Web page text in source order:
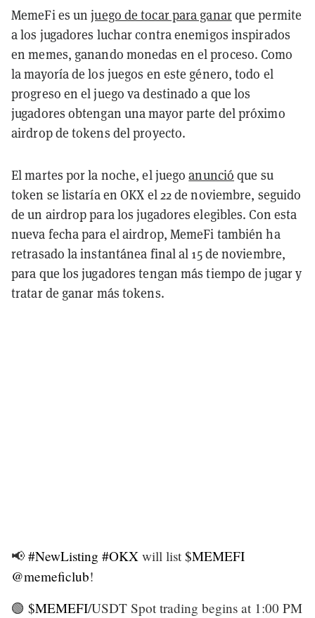
MemeFi es unjuego de tocar para ganarque permite
a los jugadores luchar contra enemigos inspirados
en memes, ganando monedas en el proceso. Como
la mayoría de los juegos en este género, todo el
progreso en el juego va destinado a que los
jugadores obtengan una mayor parte del próximo
airdrop de tokens del proyecto.
El martes por la noche, el juegoanunció que su
token se listaría en OKX el 22 de noviembre, seguido
de un airdrop para los jugadores elegibles. Con esta
nueva fecha para el airdrop, MemeFi también ha
retrasado la instantánea final al 15 de noviembre,
para que los jugadores tengan más tiempo de jugar y
tratar de ganar más tokens.
📢#NewListing #OKX will list $MEMEFI
@memeficlub!
🟢 $MEMEFI/USDT Spot trading begins at 1:00 PM